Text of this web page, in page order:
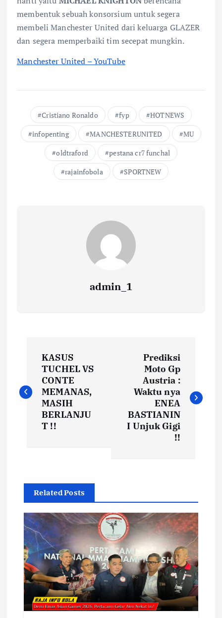
membentuk sebuah konsorsium untuk segera
membeli Manchester United dari keluarga GLAZER
dan segera memperbaiki tim secepat mungkin.
Manchester United – YouTube
Cristiano Ronaldo fyp
HOTNEWS
infopenting
MANCHESTERUNITED
MU
oldtraford
pestana cr7 funchal
rajainfobola
SPORTNEW
admin_1
v
p
o
s
KASUS
TUCHEL VS
CONTE
MEMANAS,
MASIH
BERLANJU
T !!
Prediksi
Moto Gp
Austria :
Waktu nya
ENEA
BASTIANIN
I Unjuk Gigi
!!
Related Posts